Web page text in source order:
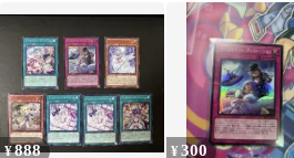
¥888 ¥300